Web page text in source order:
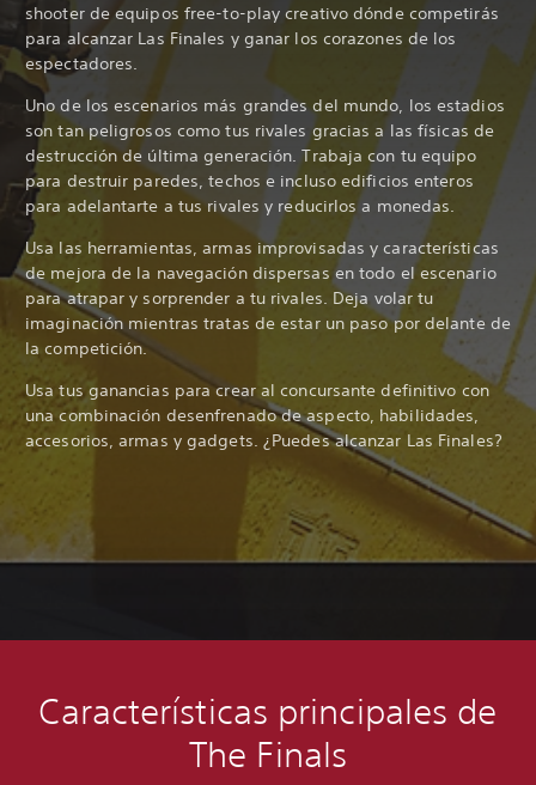
shooter de equipos free-to-play creativo dónde competirás
para alcanzar Las Finales y ganar los corazones de los
espectadores.
Uno de los escenarios más grandes del mundo, los estadios
son tan peligrosos como tus rivales gracias a las físicas de
destrucción de última generación. Trabaja con tu equipo
para destruir paredes, techos e incluso edificios enteros
para adelantarte a tus rivales y reducirlos a monedas.
Usa las herramientas, armas improvisadas y características
de mejora de la navegación dispersas en todo el escenario
para atrapar y sorprender a tu rivales. Deja volar tu
imaginación mientras tratas de estar un paso por delante de
la competición.
Usa tus ganancias para crear al concursante definitivo con
una combinación desenfrenado de aspecto, habilidades,
accesorios, armas y gadgets. ¿Puedes alcanzar Las Finales?
Características principales de
The Finals